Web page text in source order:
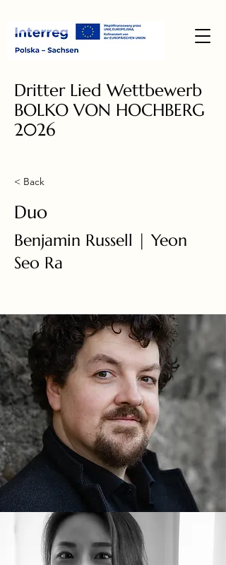
Dritter Lied Wettbewerb
BOLKO VON HOCHBERG
2026
< Back
Duo
Benjamin Russell | Yeon
Seo Ra